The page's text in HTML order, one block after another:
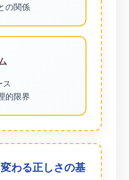
の関係
ス
的限界
わる正しさの基